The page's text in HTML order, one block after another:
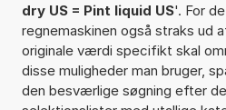
dry US = Pint liquid US'. For
regnemaskinen også straks ud
originale værdi specifikt skal
disse muligheder man bruger,
den besværlige søgning efter